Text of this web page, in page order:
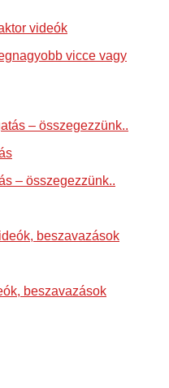
videók
vicce vagy
– összegezzünk..
beszavazások